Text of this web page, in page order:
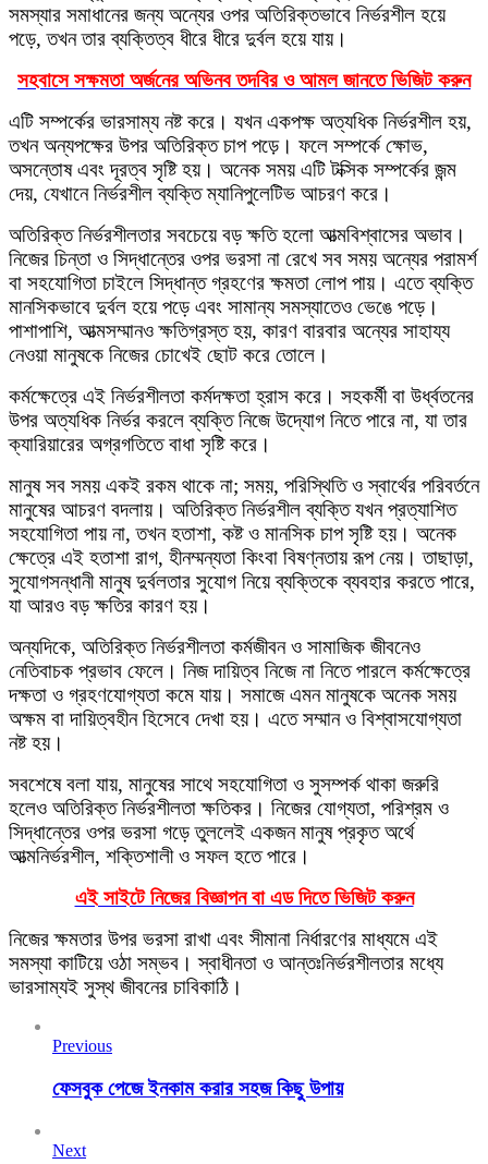
সমস্যার সমাধানের জন্য অন্যের ওপর অতিরিক্তভাবে নির্ভরশীল হয়ে
পড়ে, তখন তার ব্যক্তিত্ব ধীরে ধীরে দুর্বল হয়ে যায়।
সহবাসে সক্ষমতা অর্জনের অভিনব তদবির ও আমল জানতে ভিজিট করুন
এটি সম্পর্কের ভারসাম্য নষ্ট করে। যখন একপক্ষ অত্যধিক নির্ভরশীল হয়,
তখন অন্যপক্ষের উপর অতিরিক্ত চাপ পড়ে। ফলে সম্পর্কে ক্ষোভ,
অসন্তোষ এবং দূরত্ব সৃষ্টি হয়। অনেক সময় এটি টক্সিক সম্পর্কের জন্ম
দেয়, যেখানে নির্ভরশীল ব্যক্তি ম্যানিপুলেটিভ আচরণ করে।
অতিরিক্ত নির্ভরশীলতার সবচেয়ে বড় ক্ষতি হলো আত্মবিশ্বাসের অভাব।
নিজের চিন্তা ও সিদ্ধান্তের ওপর ভরসা না রেখে সব সময় অন্যের পরামর্শ
বা সহযোগিতা চাইলে সিদ্ধান্ত গ্রহণের ক্ষমতা লোপ পায়। এতে ব্যক্তি
মানসিকভাবে দুর্বল হয়ে পড়ে এবং সামান্য সমস্যাতেও ভেঙে পড়ে।
পাশাপাশি, আত্মসম্মানও ক্ষতিগ্রস্ত হয়, কারণ বারবার অন্যের সাহায্য
নেওয়া মানুষকে নিজের চোখেই ছোট করে তোলে।
কর্মক্ষেত্রে এই নির্ভরশীলতা কর্মদক্ষতা হ্রাস করে। সহকর্মী বা উর্ধ্বতনের
উপর অত্যধিক নির্ভর করলে ব্যক্তি নিজে উদ্যোগ নিতে পারে না, যা তার
ক্যারিয়ারের অগ্রগতিতে বাধা সৃষ্টি করে।
মানুষ সব সময় একই রকম থাকে না; সময়, পরিস্থিতি ও স্বার্থের পরিবর্তনে
মানুষের আচরণ বদলায়। অতিরিক্ত নির্ভরশীল ব্যক্তি যখন প্রত্যাশিত
সহযোগিতা পায় না, তখন হতাশা, কষ্ট ও মানসিক চাপ সৃষ্টি হয়। অনেক
ক্ষেত্রে এই হতাশা রাগ, হীনম্মন্যতা কিংবা বিষণ্নতায় রূপ নেয়। তাছাড়া,
সুযোগসন্ধানী মানুষ দুর্বলতার সুযোগ নিয়ে ব্যক্তিকে ব্যবহার করতে পারে,
যা আরও বড় ক্ষতির কারণ হয়।
অন্যদিকে, অতিরিক্ত নির্ভরশীলতা কর্মজীবন ও সামাজিক জীবনেও
নেতিবাচক প্রভাব ফেলে। নিজ দায়িত্ব নিজে না নিতে পারলে কর্মক্ষেত্রে
দক্ষতা ও গ্রহণযোগ্যতা কমে যায়। সমাজে এমন মানুষকে অনেক সময়
অক্ষম বা দায়িত্বহীন হিসেবে দেখা হয়। এতে সম্মান ও বিশ্বাসযোগ্যতা
নষ্ট হয়।
সবশেষে বলা যায়, মানুষের সাথে সহযোগিতা ও সুসম্পর্ক থাকা জরুরি
হলেও অতিরিক্ত নির্ভরশীলতা ক্ষতিকর। নিজের যোগ্যতা, পরিশ্রম ও
সিদ্ধান্তের ওপর ভরসা গড়ে তুললেই একজন মানুষ প্রকৃত অর্থে
আত্মনির্ভরশীল, শক্তিশালী ও সফল হতে পারে।
এই সাইটে নিজের বিজ্ঞাপন বা এড দিতে ভিজিট করুন
নিজের ক্ষমতার উপর ভরসা রাখা এবং সীমানা নির্ধারণের মাধ্যমে এই
সমস্যা কাটিয়ে ওঠা সম্ভব। স্বাধীনতা ও আন্তঃনির্ভরশীলতার মধ্যে
ভারসাম্যই সুস্থ জীবনের চাবিকাঠি।
Previous
ফেসবুক পেজে ইনকাম করার সহজ কিছু উপায়
Next